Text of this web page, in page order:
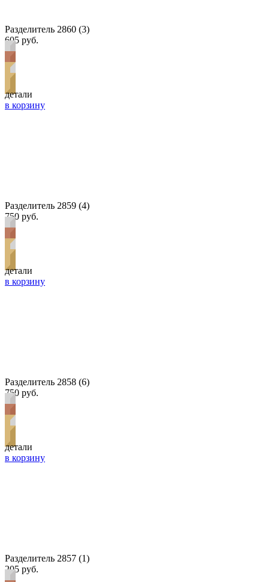
Разделитель 2860 (3)
605 руб.
детали
в корзину
Разделитель 2859 (4)
750 руб.
детали
в корзину
Разделитель 2858 (6)
750 руб.
детали
в корзину
Разделитель 2857 (1)
205 руб.